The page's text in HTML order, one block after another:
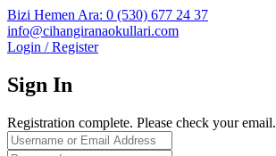
Bizi Hemen Ara: 0 (530) 677 24 37
info@cihangiranaokullari.com
Login / Register
Sign In
Registration complete. Please check your email.